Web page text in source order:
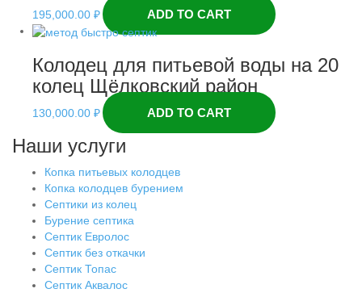
195,000.00 ₽ ADD TO CART
Колодец для питьевой воды на 20
колец Щёлковский район
130,000.00 ₽ ADD TO CART
Наши услуги
Копка питьевых колодцев
Копка колодцев бурением
Септики из колец
Бурение септика
Септик Евролос
Септик без откачки
Септик Топас
Септик Аквалос